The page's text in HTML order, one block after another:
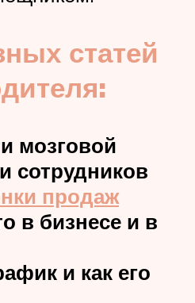
статей
мозговой
сотрудников
продаж
в бизнесе и в
и как его